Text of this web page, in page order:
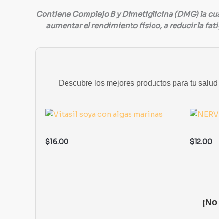
Contiene Complejo B y Dimetiglicina (DMG) la
aumentar el rendimiento físico, a reducir la
Descubre los mejores productos para tu
$16.00 $12.00